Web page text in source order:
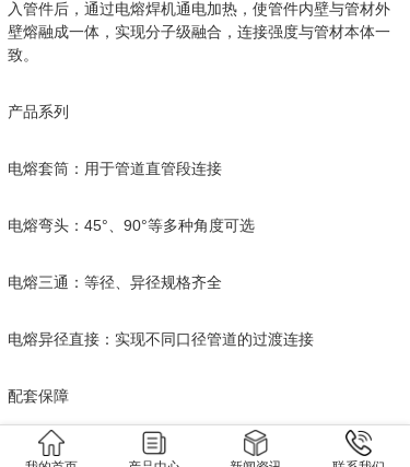
入管件后，通过电熔焊机通电加热，使管件内壁与管材外
壁熔融成一体，实现分子级融合，连接强度与管材本体一
致。
产品系列
电熔套筒：用于管道直管段连接
电熔弯头：45°、90°等多种角度可选
电熔三通：等径、异径规格齐全
电熔异径直接：实现不同口径管道的过渡连接
配套保障
依托我司强大的模具自主研发能力，GB/T 32439系列电熔